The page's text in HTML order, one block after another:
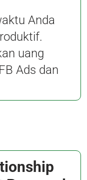
Anda
uang
Ads dan